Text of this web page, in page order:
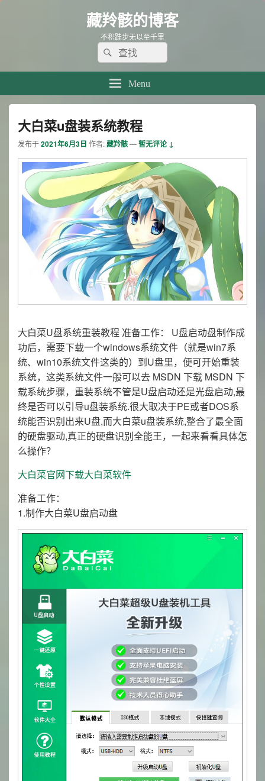
藏羚骸的博客
不积跬步无以至千里
Search
for:
Search
Menu
大白菜u盘装系统教程
发布于2021年6月3日 作者:藏羚骸—暂无评论 ↓
大白菜U盘系统重装教程 准备工作： U盘启动盘制作成
功后，需要下载一个windows系统文件（就是win7系
统、win10系统文件这类的）到U盘里，便可开始重装
系统，这类系统文件一般可以去 MSDN 下载 MSDN 下
载系统步骤，重装系统不管是U盘启动还是光盘启动,最
终是否可以引导u盘装系统.很大取决于PE或者DOS系
统能否识别出来U盘,而大白菜u盘装系统,整合了最全面
的硬盘驱动,真正的硬盘识别全能王，一起来看看具体怎
么操作？
大白菜官网下载大白菜软件
准备工作：
1.制作大白菜U盘启动盘